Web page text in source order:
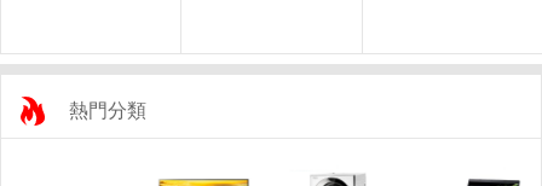
熱門分類